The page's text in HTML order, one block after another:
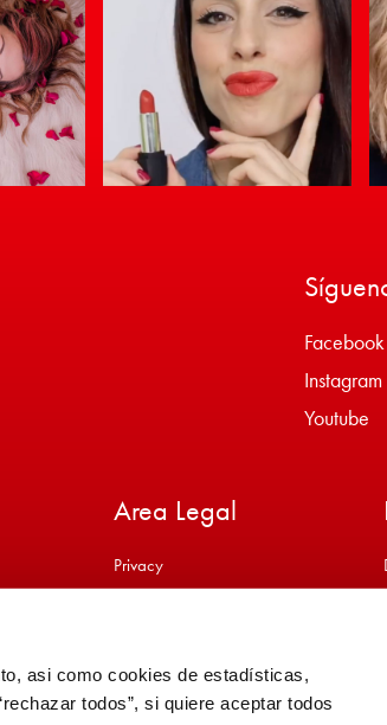
asi como cookies de estadísticas,
todos”, si quiere aceptar todos
Facebook
Instagram
Youtube
Area Legal
Privacy
Cookie